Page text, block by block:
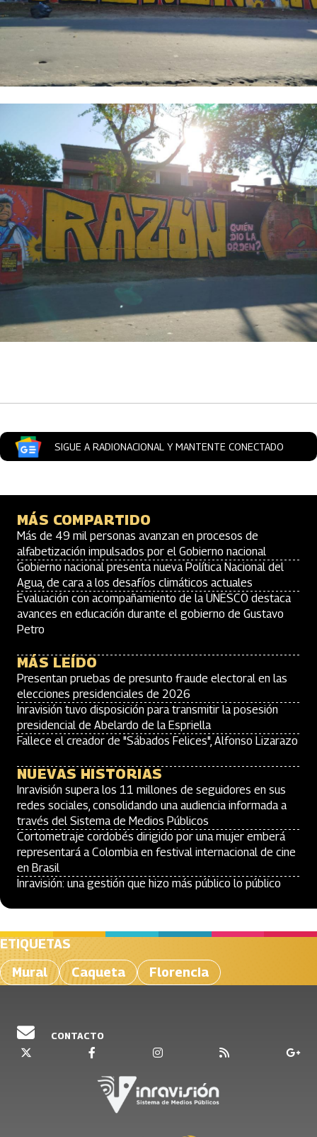
SIGUE A RADIONACIONAL Y MANTENTE CONECTADO
MÁS COMPARTIDO
Más de 49 mil personas avanzan en procesos de
alfabetización impulsados por el Gobierno nacional
Gobierno nacional presenta nueva Política Nacional del
Agua, de cara a los desafíos climáticos actuales
Evaluación con acompañamiento de la UNESCO destaca
avances en educación durante el gobierno de Gustavo
Petro
MÁS LEÍDO
Presentan pruebas de presunto fraude electoral en las
elecciones presidenciales de 2026
Inravisión tuvo disposición para transmitir la posesión
presidencial de Abelardo de la Espriella
Fallece el creador de "Sábados Felices", Alfonso Lizarazo
NUEVAS HISTORIAS
Inravisión supera los 11 millones de seguidores en sus
redes sociales, consolidando una audiencia informada a
través del Sistema de Medios Públicos
Cortometraje cordobés dirigido por una mujer emberá
representará a Colombia en festival internacional de cine
en Brasil
Inravisión: una gestión que hizo más público lo público
ETIQUETAS
Mural
Caqueta Florencia
CONTACTO